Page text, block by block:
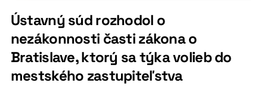
Ústavný súd rozhodol o
nezákonnosti časti zákona o
Bratislave, ktorý sa týka volieb do
mestského zastupiteľstva